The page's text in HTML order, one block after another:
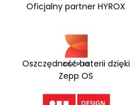
Oszczędność baterii dzięki
Zepp OS
Oficjalny partner HYROX